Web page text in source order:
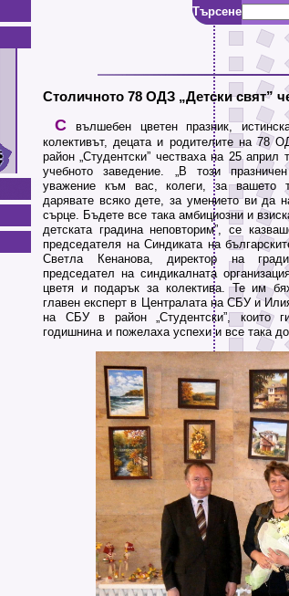
Търсене
Столичното 78 ОДЗ „Детски свят”
С вълшебен цветен празник,
колективът, децата и родителите на 78
район „Студентски” честваха на 25 април
учебното заведение. „В този
уважение към вас, колеги, за вашето
дарявате всяко дете, за умението ви да
сърце. Бъдете все така амбициозни и
детската градина неповторим”, се
председателя на Синдиката на
Светла Кенанова, директор на
председател на синдикалната
цветя и подарък за колектива. Те им
главен експерт в Централата на СБУ и
на СБУ в район „Студентски”, които
годишнина и пожелаха успехи и все така